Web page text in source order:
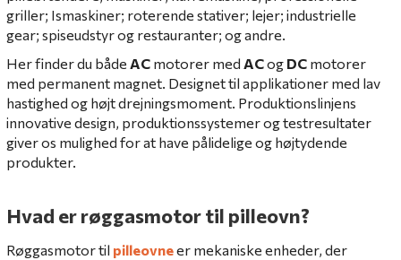
griller; Ismaskiner; roterende stativer; lejer; industrielle
gear; spiseudstyr og restauranter; og andre.
Her finder du både AC motorer med ACog DC motorer
med permanent magnet. Designet til applikationer med lav
hastighed og højt drejningsmoment. Produktionslinjens
innovative design, produktionssystemer og testresultater
giver os mulighed for at have pålidelige og højtydende
produkter.
Hvad er røggasmotor til pilleovn?
Røggasmotor til pilleovneer mekaniske enheder, der